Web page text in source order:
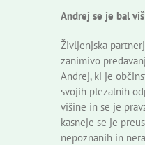
Andrej se je bal
Življenjska
zanimivo
Andrej, ki je
svojih plezalnih
višine in se je
kasneje se je
nepoznanih in